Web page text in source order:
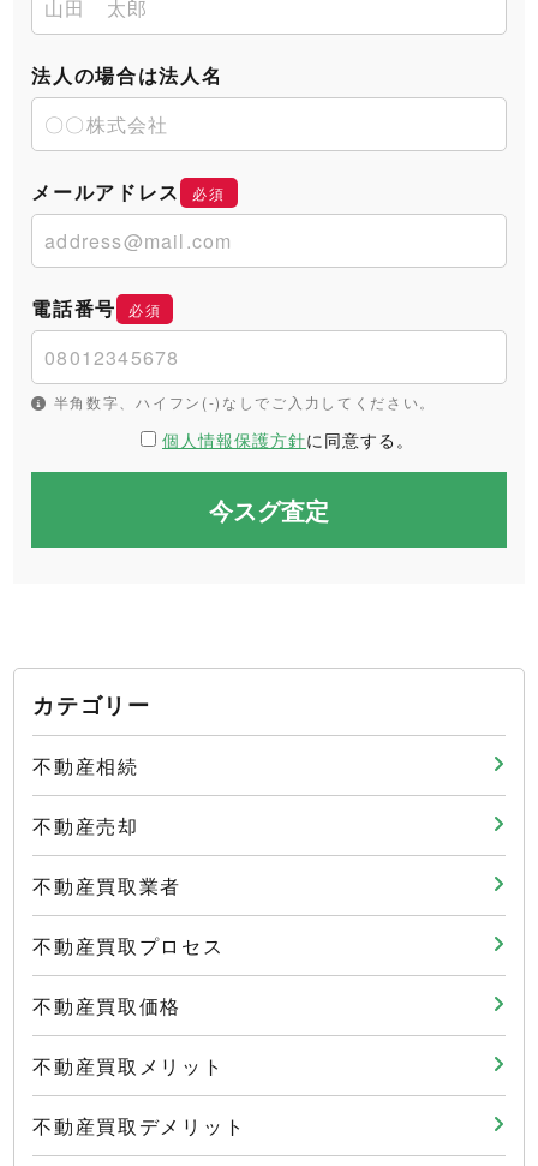
法人の場合は法人名
メールアドレス 必須
電話番号 必須
半角数字、ハイフン(-)なしでご入力してください。
個人情報保護方針に同意する。
カテゴリー
不動産相続
不動産売却
不動産買取業者
不動産買取プロセス
不動産買取価格
不動産買取メリット
不動産買取デメリット